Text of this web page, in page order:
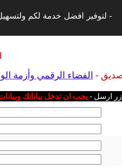
لتوفير افضل خدمة لكم
- الفضاء الرقمي وأزمة
زر ارسل - يجب ان تدخل بياناتك